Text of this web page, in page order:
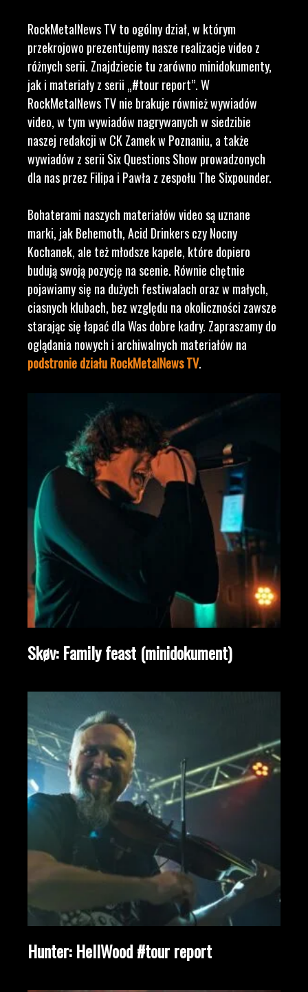
RockMetalNews TV to ogólny dział, w którym
przekrojowo prezentujemy nasze realizacje video z
różnych serii. Znajdziecie tu zarówno minidokumenty,
jak i materiały z serii „#tour report”. W
RockMetalNews TV nie brakuje również wywiadów
video, w tym wywiadów nagrywanych w siedzibie
naszej redakcji w CK Zamek w Poznaniu, a także
wywiadów z serii Six Questions Show prowadzonych
dla nas przez Filipa i Pawła z zespołu The Sixpounder.
Bohaterami naszych materiałów video są uznane
marki, jak Behemoth, Acid Drinkers czy Nocny
Kochanek, ale też młodsze kapele, które dopiero
budują swoją pozycję na scenie. Równie chętnie
pojawiamy się na dużych festiwalach oraz w małych,
ciasnych klubach, bez względu na okoliczności zawsze
starając się łapać dla Was dobre kadry. Zapraszamy do
oglądania nowych i archiwalnych materiałów na
podstronie działu RockMetalNews TV.
Skøv: Family feast (minidokument)
Hunter: HellWood #tour report